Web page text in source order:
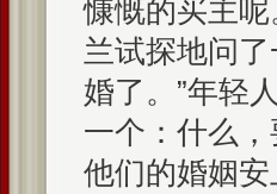
慷慨的买主
兰试探地问
婚了。”年轻
一个：什么
他们的婚姻